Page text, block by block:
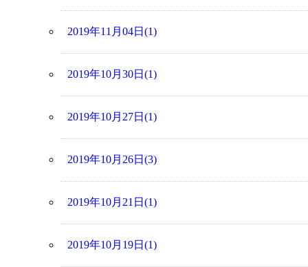
2019年11月04日(1)
2019年10月30日(1)
2019年10月27日(1)
2019年10月26日(3)
2019年10月21日(1)
2019年10月19日(1)